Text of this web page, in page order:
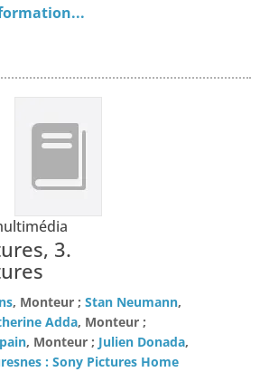
3.
, Monteur ;Stan Neumann,
Adda, Monteur ;
, Monteur ; Julien Donada,
: Sony Pictures Home